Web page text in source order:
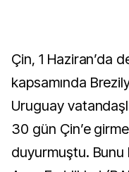
Çin, 1 Haziran’da
kapsamında
Uruguay
30 gün Çin’e
duyurmuştu.